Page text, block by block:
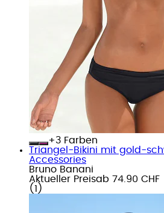
+
Farben
Triangel-Bikini mit gold-
Accessories
Bruno Banani
Aktueller Preisab 74.90 CHF
( 1 )